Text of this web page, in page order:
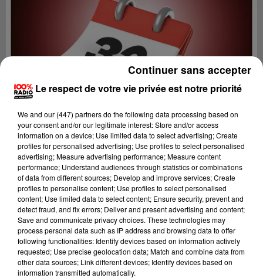
Lecture (1 min 14 sec)
100%
Le respect de votre vie privée est notre priorité
We and our (447) partnersdo the following data processing based on
your consent and/or our legitimate interest: Store and/or access
information on a device; Use limited data to select advertising; Create
profiles for personalised advertising; Use profiles to select personalised
advertising; Measure advertising performance; Measure content
performance; Understand audiences through statistics or combinations
of data from different sources; Develop and improve services; Create
profiles to personalise content; Use profiles to select personalised
content; Use limited data to select content; Ensure security, prevent and
detect fraud, and fix errors; Deliver and present advertising and content;
Save and communicate privacy choices. These technologies may
process personal data such as IP address and browsing data to offer
following functionalities: Identify devices based on information actively
requested; Use precise geolocation data; Match and combine data from
other data sources; Link different devices; Identify devices based on
information transmitted automatically.
Continuer sans accepter